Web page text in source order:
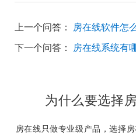
上一个问答：
下一个问答：
为什么要选择
房在线只做专业级产品，选择